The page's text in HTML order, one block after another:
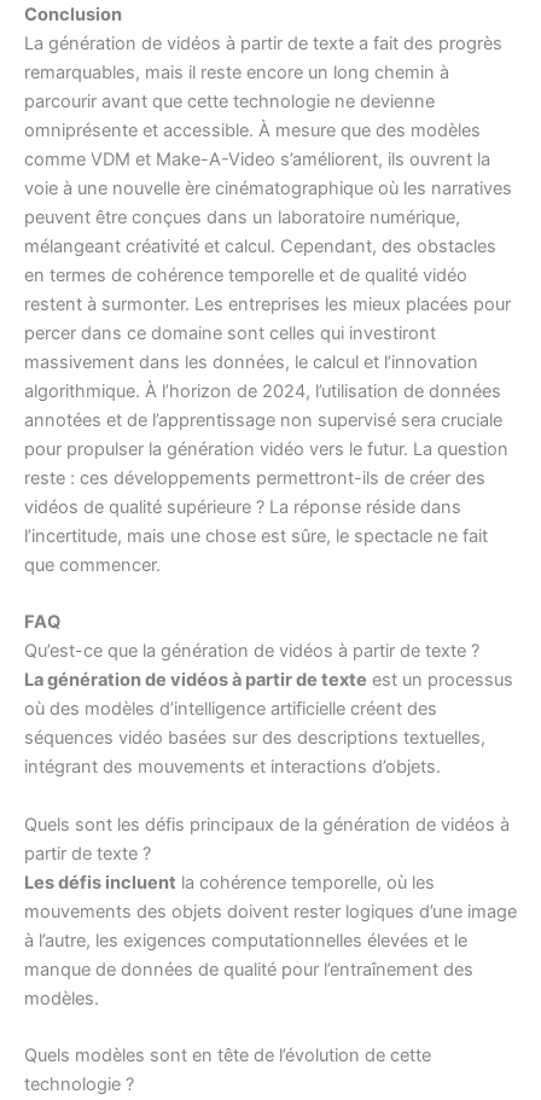
Conclusion
La génération de vidéos à partir de texte a fait des progrès
remarquables, mais il reste encore un long chemin à
parcourir avant que cette technologie ne devienne
omniprésente et accessible. À mesure que des modèles
comme VDM et Make-A-Video s’améliorent, ils ouvrent la
voie à une nouvelle ère cinématographique où les narratives
peuvent être conçues dans un laboratoire numérique,
mélangeant créativité et calcul. Cependant, des obstacles
en termes de cohérence temporelle et de qualité vidéo
restent à surmonter. Les entreprises les mieux placées pour
percer dans ce domaine sont celles qui investiront
massivement dans les données, le calcul et l’innovation
algorithmique. À l’horizon de 2024, l’utilisation de données
annotées et de l’apprentissage non supervisé sera cruciale
pour propulser la génération vidéo vers le futur. La question
reste : ces développements permettront-ils de créer des
vidéos de qualité supérieure ? La réponse réside dans
l’incertitude, mais une chose est sûre, le spectacle ne fait
que commencer.
FAQ
Qu’est-ce que la génération de vidéos à partir de texte ?
La génération de vidéos à partir de texte est un processus
où des modèles d’intelligence artificielle créent des
séquences vidéo basées sur des descriptions textuelles,
intégrant des mouvements et interactions d’objets.
Quels sont les défis principaux de la génération de vidéos à
partir de texte ?
Les défis incluent la cohérence temporelle, où les
mouvements des objets doivent rester logiques d’une image
à l’autre, les exigences computationnelles élevées et le
manque de données de qualité pour l’entraînement des
modèles.
Quels modèles sont en tête de l’évolution de cette
technologie ?